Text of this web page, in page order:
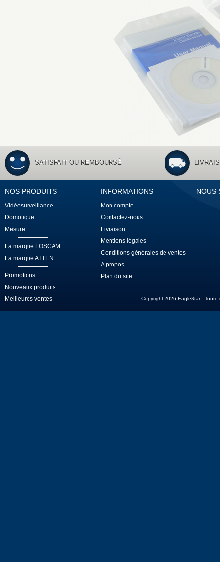
SATISFAIT OU REMBOURSÉ
NOS PRODUITS
Vidéosurveillance
Domotique
Mesure
La marque FOSCAM
La marque ATTEN
Promotions
Nouveaux produits
Meilleures ventes
INFORMATIONS
Mon compte
Contactez-nous
Livraison
Mentions légales
Conditions générales de ventes
A propos
Plan du site
NOUS
Copyright 2026 EagleStar -